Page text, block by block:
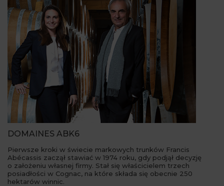
DOMAINES ABK6
Pierwsze kroki w świecie markowych trunków Francis
Abécassis zaczął stawiać w 1974 roku, gdy podjął decyzję
o założeniu własnej firmy. Stał się właścicielem trzech
posiadłości w Cognac, na które składa się obecnie 250
hektarów winnic.